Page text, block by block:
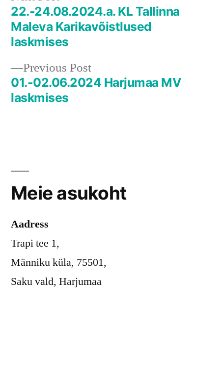
Navigeerimine
Previous PostPrevious
post:
01.-02.06.2024 Harjumaa MV
laskmises
post:
22.-24.08.2024.a. KL Tallinna
Maleva Karikavõistlused
laskmises
Meie asukoht
Aadress
Trapi tee 1,
Männiku küla, 75501,
Saku vald, Harjumaa